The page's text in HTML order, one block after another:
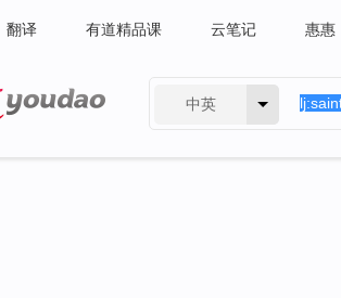
翻译 有道精品课 云笔记 惠惠
中英